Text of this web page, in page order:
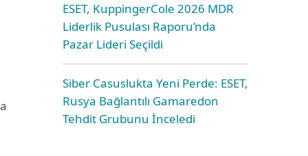
ESET, KuppingerCole 2026 MDR
Liderlik Pusulası Raporu’nda
Pazar Lideri Seçildi
Siber Casuslukta Yeni Perde: ESET,
Rusya Bağlantılı Gamaredon
Tehdit Grubunu İnceledi